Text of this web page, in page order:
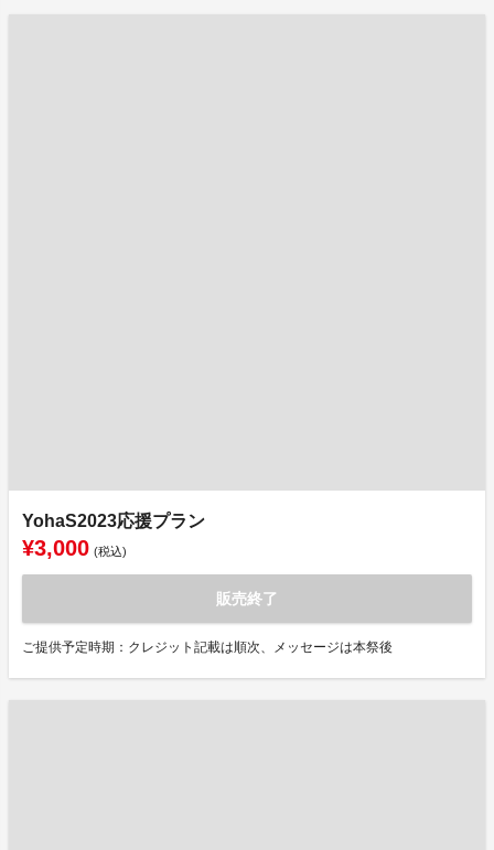
YohaS2023応援プラン
¥3,000 (税込)
販売終了
ご提供予定時期：クレジット記載は順次、メッセージは本祭後